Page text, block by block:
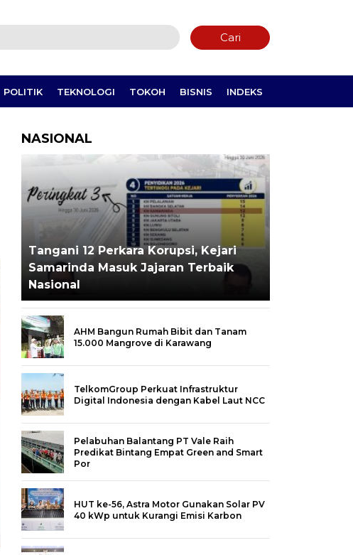
Cari
POLITIK TEKNOLOGI TOKOH BISNIS INDEKS
NASIONAL
Tangani 12 Perkara Korupsi, Kejari
Samarinda Masuk Jajaran Terbaik
Nasional
AHM Bangun Rumah Bibit dan Tanam
15.000 Mangrove di Karawang
TelkomGroup Perkuat Infrastruktur
Digital Indonesia dengan Kabel Laut NCC
Pelabuhan Balantang PT Vale Raih
Predikat Bintang Empat Green and Smart
Por
HUT ke-56, Astra Motor Gunakan Solar PV
40 kWp untuk Kurangi Emisi Karbon